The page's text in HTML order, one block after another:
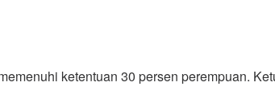
ketentuan 30 persen perempuan.